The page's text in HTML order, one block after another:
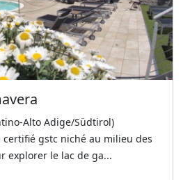
Alto Adige/Südtirol)
gstc niché au milieu des
explorer le lac de ga...